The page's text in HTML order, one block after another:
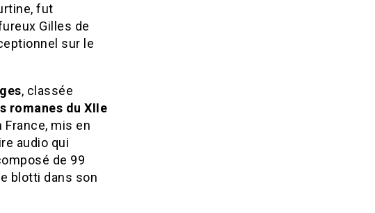
fut
Gilles de
sur le
, classée
romanes du XIIe
mis en
audio qui
de 99
blotti dans son